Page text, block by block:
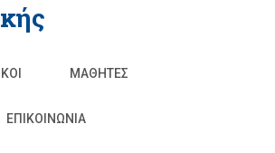
ΜΑΘΗΤΈΣ
ΕΠΙΚΟΙΝΩΝΊΑ